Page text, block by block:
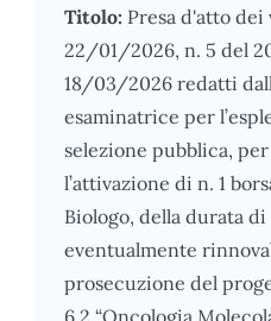
Titolo: Presa d'atto dei
22/01/2026, n. 5 del
18/03/2026 redatti
esaminatrice per
selezione pubblica,
l’attivazione di n. 1
Biologo, della durata di
eventualmente
prosecuzione del
6.2 “Oncologia